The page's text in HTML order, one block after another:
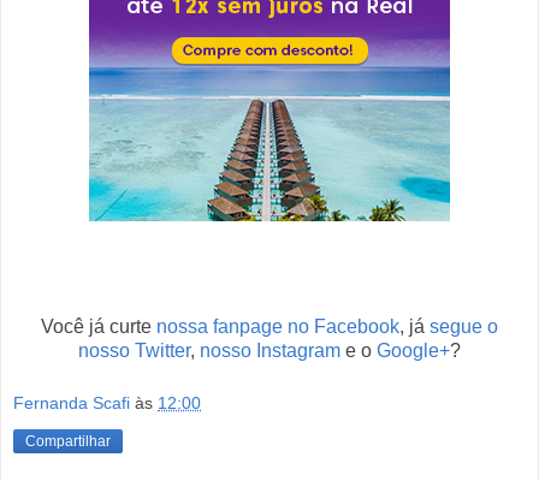
Você já curte nossa fanpage no Facebook, já segue o
nosso Twitter, nosso Instagram e o Google+?
Fernanda Scafi às 12:00
Compartilhar